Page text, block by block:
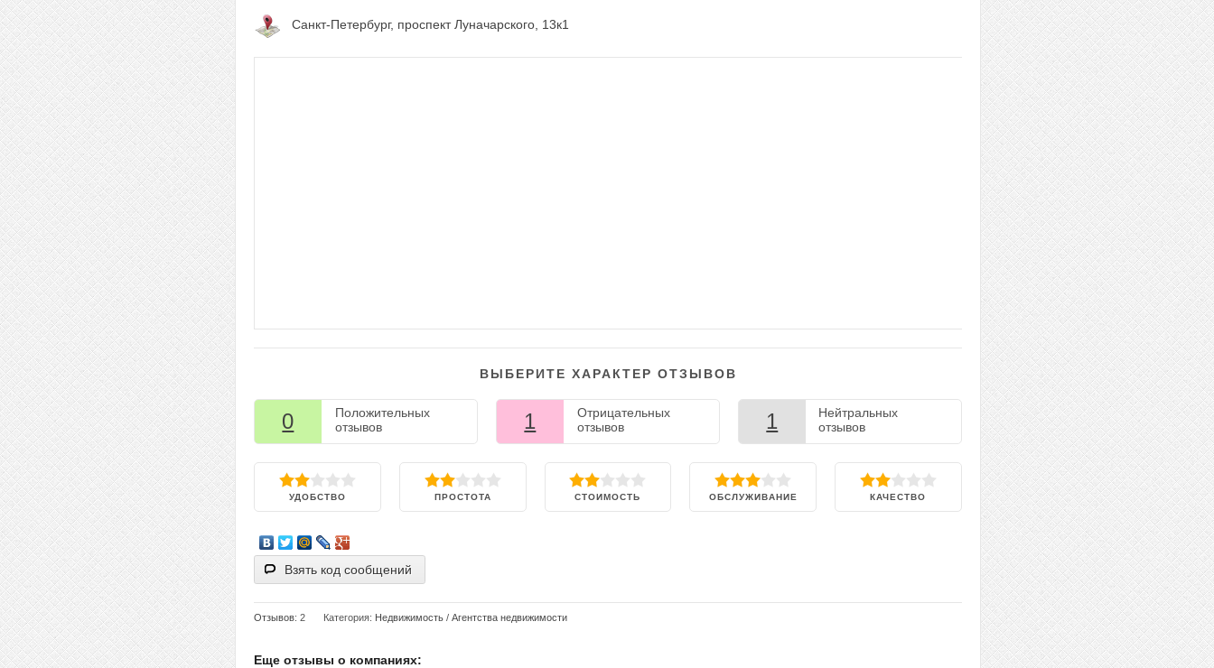
Санкт-Петербург, проспект Луначарского, 13к1
ВЫБЕРИТЕ ХАРАКТЕР ОТЗЫВОВ
0
Положительных
отзывов
1
Отрицательных
отзывов
1
Нейтральных
отзывов
УДОБСТВО ПРОСТОТА СТОИМОСТЬ ОБСЛУЖИВАНИЕ КАЧЕСТВО
Взять код сообщений
Отзывов: 2 Категория: Недвижимость / Агентства недвижимости
Еще отзывы о компаниях: